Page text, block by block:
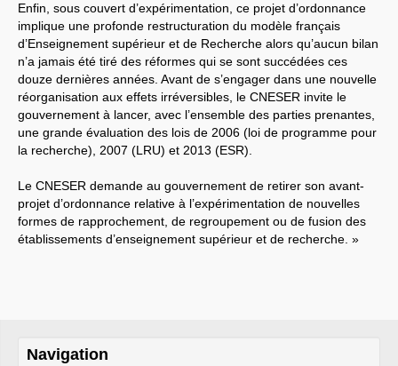
CT2013 - 2014
C.S. duCNRS2014
CA2013
CAP 2005
CAP2008
CAP2011
CNSPH
Conseil d’administration :
mandat 2017-2021
CSA 2026
CT2011 - 2014
CT CAP-CCP2014
Sections du Comité
National de la Recherche
Scientifique - CoNRS
L’actualité de la branche
Année 2018
Enfin, sous couvert d’expérimentation, ce projet d’ordonnance
implique une profonde restructuration du modèle français
d’Enseignement supérieur et de Recherche alors qu’aucun bilan
n’a jamais été tiré des réformes qui se sont succédées ces
douze dernières années. Avant de s’engager dans une nouvelle
réorganisation aux effets irréversibles, le CNESER invite le
gouvernement à lancer, avec l’ensemble des parties prenantes,
une grande évaluation des lois de 2006 (loi de programme pour
la recherche), 2007 (LRU) et 2013 (ESR).
Le CNESER demande au gouvernement de retirer son avant-
projet d’ordonnance relative à l’expérimentation de nouvelles
formes de rapprochement, de regroupement ou de fusion des
établissements d’enseignement supérieur et de recherche. »
Navigation